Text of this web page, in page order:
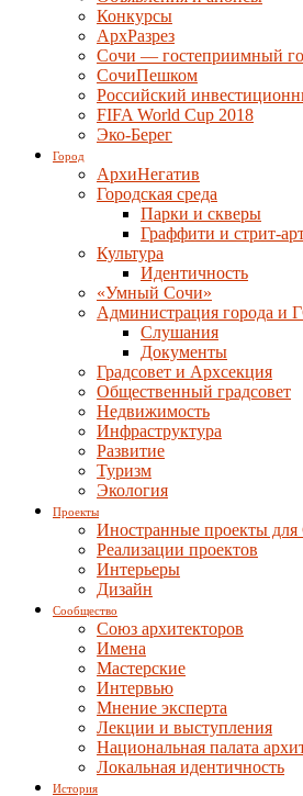
Конкурсы
АрхРазрез
Сочи — гостеприимный
СочиПешком
Российский
FIFA World Cup 2018
Эко-Берег
Город
АрхиНегатив
Городская среда
Парки и скверы
Граффити и стрит-
Культура
Идентичность
«Умный Сочи»
Администрация города и
Слушания
Документы
Градсовет и Архсекция
Общественный градсовет
Недвижимость
Инфраструктура
Развитие
Туризм
Экология
Проекты
Иностранные проекты для
Реализации проектов
Интерьеры
Дизайн
Сообщество
Союз архитекторов
Имена
Мастерские
Интервью
Мнение эксперта
Лекции и выступления
Национальная палата
Локальная идентичность
История